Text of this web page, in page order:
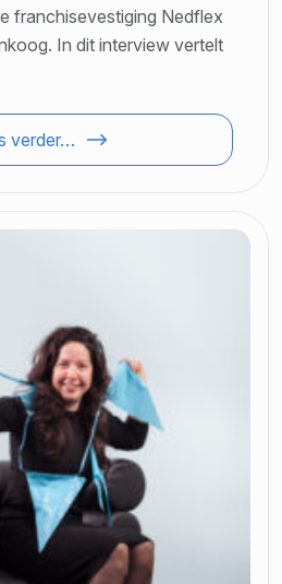
franchisevestiging Nedflex
In dit interview vertelt
verder…